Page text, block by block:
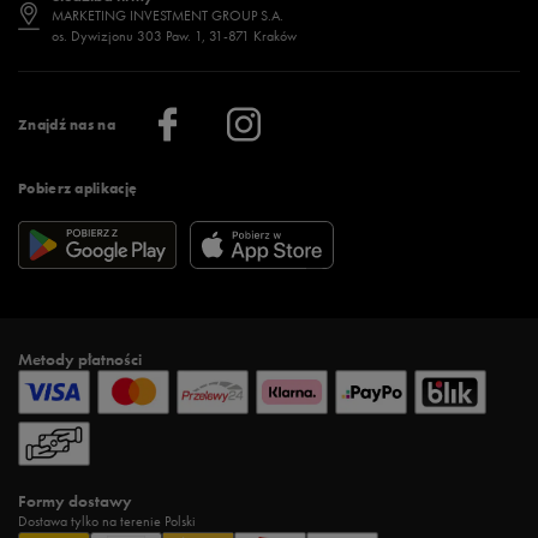
Znajdź nas na
Pobierz aplikację
Regulamin sklepu 50 style
Regulamin aplikacji 50 style
Więcej regulaminów >
Jak wybrać buty na zimę?
Więcej >
Stylizacje damskie
Sklepy stacjonarne
Klub 50 style
Praca
Informacje o firmie
MARKETING INVESTMENT GROUP S.A.
os. Dywizjonu 303 Paw. 1, 31-871 Kraków
Metody płatności
Formy dostawy
Dostawa tylko na terenie Polski